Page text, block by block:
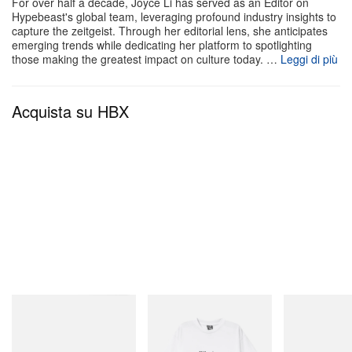
rigorosamente a soli due punti vendita operativi in
Giappone. Questo modello distributivo ultra-
localizzato garantisce volumi produttivi contenuti,
del marchio.
Hypebeast's global team, leveraging profound industry insights to
capture the zeitgeist. Through her editorial lens, she anticipates
emerging trends while dedicating her platform to spotlighting
those making the greatest impact on culture today. … Leggi di più
Acquista su HBX
Billionaire Boys Club X Initial
D Cotton T-Shirt 3